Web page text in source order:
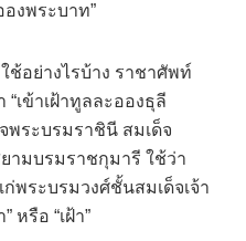
องพระบาท”
ช้อย่างไรบ้าง ราชาศัพท์
เข้าเฝ้าทูลละอองธุลี
พระบรมราชินี สมเด็จ
ามบรมราชกุมารี ใช้ว่า
พระบรมวงศ์ชั้นสมเด็จเจ้า
หรือ “เฝ้า”